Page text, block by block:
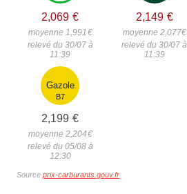
2,069 €
moyenne 1,991 €
relevé du 30/07 à
11:39
2,149 €
moyenne 2,077€
relevé du 30/07 à
11:39
Gazole
B7
2,199 €
moyenne 2,204€
relevé du 05/08 à
12:30
Source prix-carburants.gouv.fr